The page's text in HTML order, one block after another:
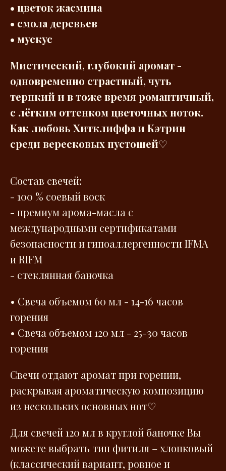
• цветок жасмина
• смола деревьев
• мускус
Мистический, глубокий аромат -
одновременно страстный, чуть
терпкий и в тоже время романтичный,
с лёгким оттенком цветочных ноток.
Как любовь Хитклиффа и Кэтрин
среди вересковых пустошей♡
Состав свечей:
- 100 % соевый воск
- премиум арома-масла с
международными сертификатами
безопасности и гипоаллергенности IFMA
и RIFM
- стеклянная баночка
• Свеча объемом 60 мл - 14-16 часов
горения
• Свеча объемом 120 мл - 25-30 часов
горения
Свечи отдают аромат при горении,
раскрывая ароматическую композицию
из нескольких основных нот♡
Для свечей 120 мл в круглой баночке Вы
можете выбрать тип фитиля – хлопковый
(классический вариант, ровное и